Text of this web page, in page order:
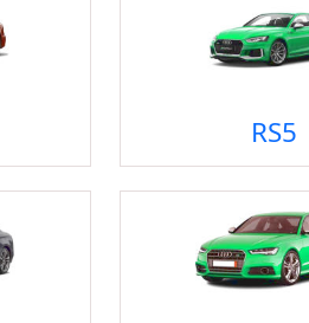
RS5